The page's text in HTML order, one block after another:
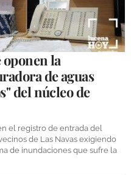
oponen la
de aguas
del núcleo de
el registro de entrada del
de Las Navas exigiendo
de inundaciones que sufre la